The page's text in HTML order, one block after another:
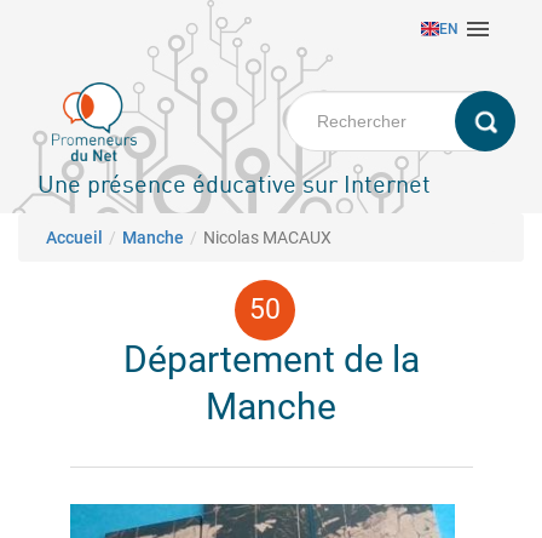
principal
EN 
Une présence éducative sur Internet
Fil d'Ariane
Accueil Manche Nicolas MACAUX
Département de la
Manche